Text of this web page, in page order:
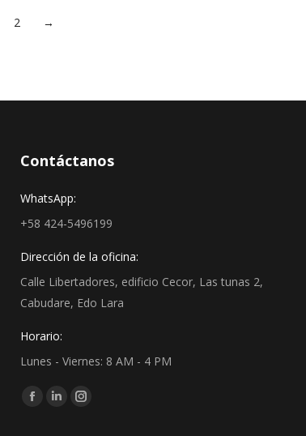
2 →
Contáctanos
WhatsApp:
+58 424-5496199
Dirección de la oficina:
Calle Libertadores, edificio Cecor, Las tunas 2,
Cabudare, Edo Lara
Horario:
Lunes - Viernes: 8 AM - 4 PM
Find us on:
Facebook
LinkedinInstagram